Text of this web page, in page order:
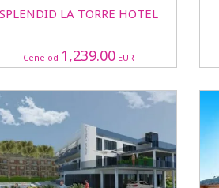
LA TORRE HOTEL
Cene od 1,239.00EUR